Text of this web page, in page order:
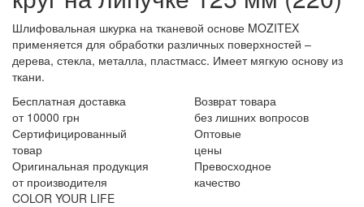
Шлифовальная шкурка на тканевой основе MOZITEX
применяется для обработки различных поверхностей –
дерева, стекла, металла, пластмасс. Имеет мягкую основу из
ткани.
Бесплатная доставка
от 10000 грн
Возврат товара
без лишних вопросов
Сертифицированный
товар
Оптовые
цены
Оригинальная продукция
от производителя
Превосходное
качество
COLOR YOUR LIFE